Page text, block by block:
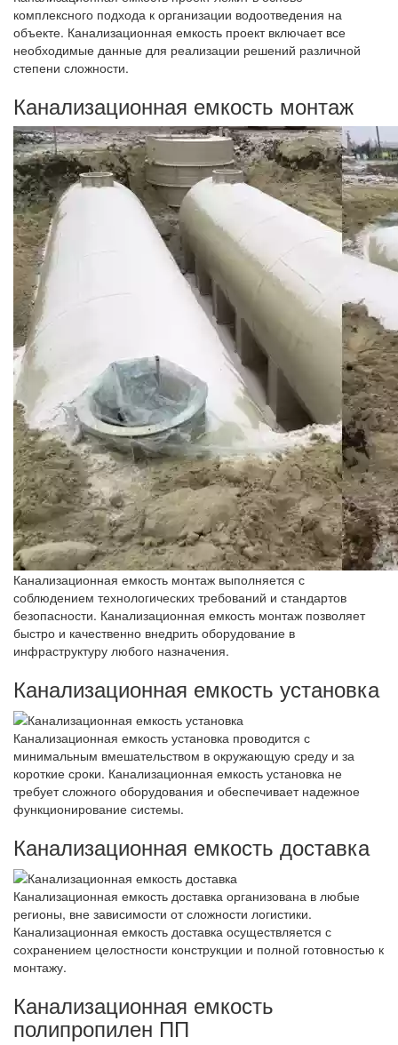
комплексного подхода к организации водоотведения на
объекте. Канализационная емкость проект включает все
необходимые данные для реализации решений различной
степени сложности.
Канализационная емкость монтаж
Канализационная емкость монтаж выполняется с
соблюдением технологических требований и стандартов
безопасности. Канализационная емкость монтаж позволяет
быстро и качественно внедрить оборудование в
инфраструктуру любого назначения.
Канализационная емкость установка
Канализационная емкость установка проводится с
минимальным вмешательством в окружающую среду и за
короткие сроки. Канализационная емкость установка не
требует сложного оборудования и обеспечивает надежное
функционирование системы.
Канализационная емкость доставка
Канализационная емкость доставка организована в любые
регионы, вне зависимости от сложности логистики.
Канализационная емкость доставка осуществляется с
сохранением целостности конструкции и полной готовностью к
монтажу.
Канализационная емкость
полипропилен ПП